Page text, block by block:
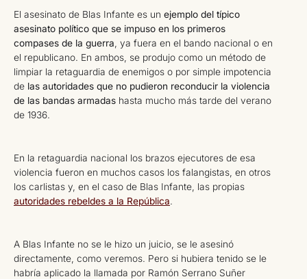
El asesinato de Blas Infante es un ejemplo del típico
asesinato político que se impuso en los primeros
compases de la guerra , ya fuera en el bando nacional o en
el republicano. En ambos, se produjo como un método de
limpiar la retaguardia de enemigos o por simple impotencia
de las autoridades que no pudieron reconducir la violencia
de las bandas armadas hasta mucho más tarde del verano
de 1936.
En la retaguardia nacional los brazos ejecutores de esa
violencia fueron en muchos casos los falangistas, en otros
los carlistas y, en el caso de Blas Infante, las propias
autoridades rebeldes a la República.
A Blas Infante no se le hizo un juicio, se le asesinó
directamente, como veremos. Pero si hubiera tenido se le
habría aplicado la llamada por Ramón Serrano Suñer